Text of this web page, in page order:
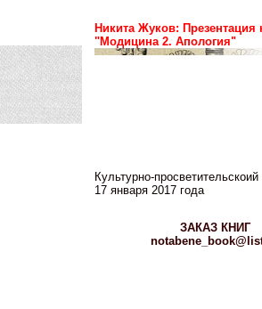
Никита Жуков: Презентация
"Модицина 2. Апология"
Культурно-
17 января 2017 года
ЗАКАЗ КНИГ